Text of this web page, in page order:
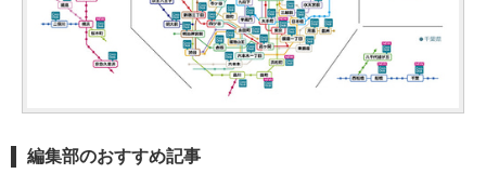
編集部のおすすめ記事